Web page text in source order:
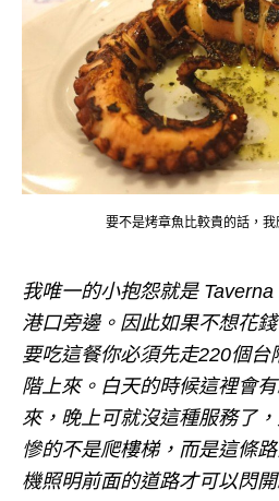
要不是烤章魚比較貴的話，
我唯一的小抱怨就是
港口旁邊。因此如果不想花
要吃這餐你必須先走220個
階上來。白天的時候這裡會
來，晚上可就沒這種服務了
慘的不是爬樓梯，而是這條
機照明前面的道路才可以閃